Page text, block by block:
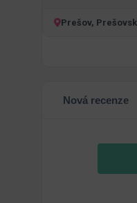
Prešov,
Nová recenze